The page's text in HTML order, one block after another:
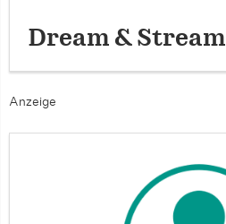
Dream & Stream
Anzeige